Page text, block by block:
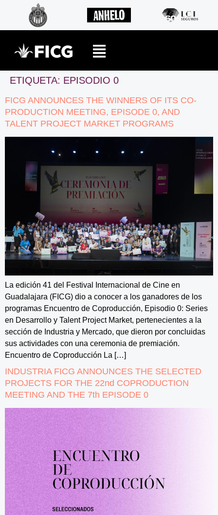
ETIQUETA: EPISODIO 0
FICG ANNOUNCES THE WINNERS OF ITS CO-
PRODUCTION MEETING, EPISODE 0, AND
TALENT PROJECT MARKET PROGRAMS
La edición 41 del Festival Internacional de Cine en
Guadalajara (FICG) dio a conocer a los ganadores de los
programas Encuentro de Coproducción, Episodio 0: Series
en Desarrollo y Talent Project Market, pertenecientes a la
sección de Industria y Mercado, que dieron por concluidas
sus actividades con una ceremonia de premiación.
Encuentro de Coproducción La […]
INDUSTRIA FICG ANNOUNCES THE SELECTED
PROJECTS FOR THE 22nd COPRODUCTION
MEETING AND THE 7th EPISODE 0